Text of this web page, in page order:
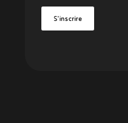
FigeacS'inscrire